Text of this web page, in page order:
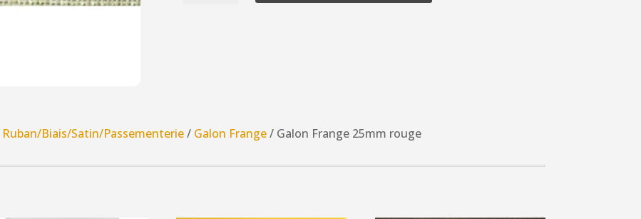
Ruban/Biais/Satin/Passementerie/ Galon Frange/ Galon Frange 25mm rouge